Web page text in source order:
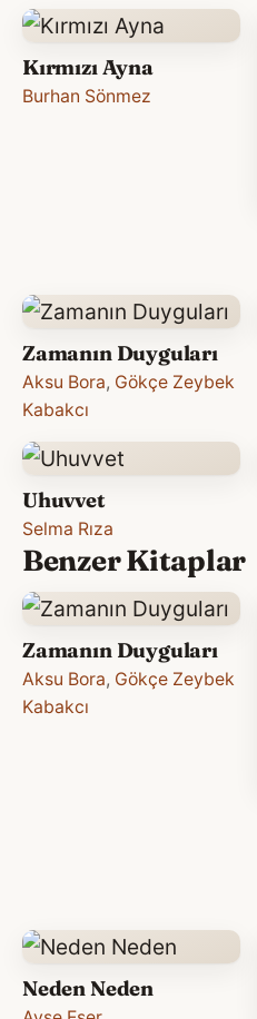
Kırmızı Ayna
Burhan Sönmez
Zamanın Duyguları
Aksu Bora, Gökçe Zeybek
Kabakcı
Uhuvvet
Selma Rıza
Benzer Kitaplar
Zamanın Duyguları
Aksu Bora, Gökçe Zeybek
Kabakcı
Neden Neden